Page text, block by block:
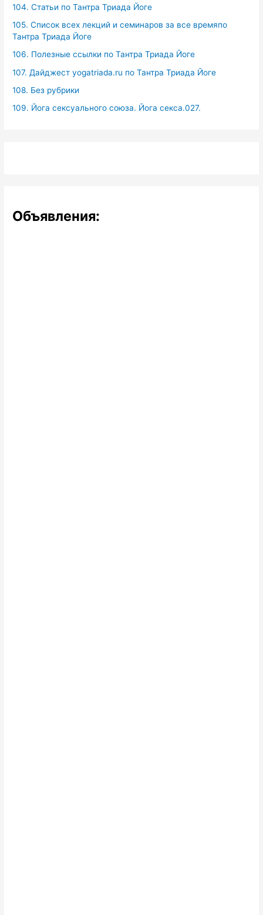
104. Статьи по Тантра Триада Йоге
105. Список всех лекций и семинаров за все времяпо
Тантра Триада Йоге
106. Полезные ссылки по Тантра Триада Йоге
107. Дайджест yogatriada.ru по Тантра Триада Йоге
108. Без рубрики
109. Йога сексуального союза. Йога секса.027.
Объявления: